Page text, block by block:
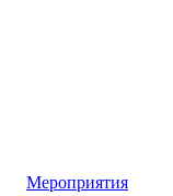
Мероприятия